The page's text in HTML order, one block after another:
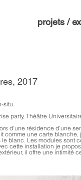
projets /
2017
situ.
party, Théâtre
d’une résidence d’une
comme une carte
blanc. Les modules sont
cette installation je
il offre une intimité